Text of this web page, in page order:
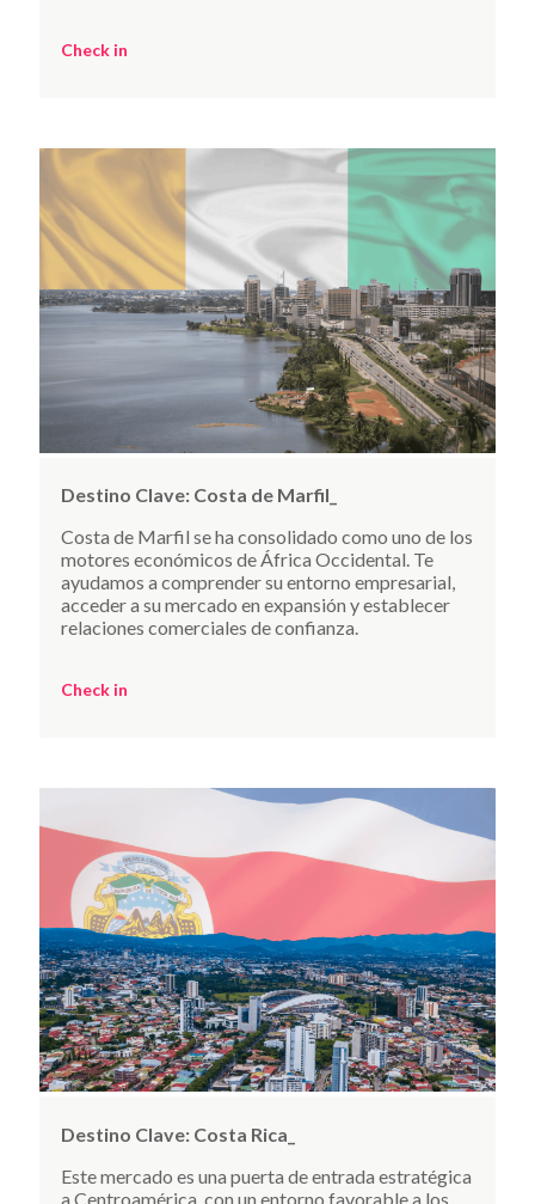
Check in
Destino Clave: Costa de Marfil_
Costa de Marfil se ha consolidado como uno de los
motores económicos de África Occidental. Te
ayudamos a comprender su entorno empresarial,
acceder a su mercado en expansión y establecer
relaciones comerciales de confianza.
Check in
Destino Clave: Costa Rica_
Este mercado es una puerta de entrada estratégica
a Centroamérica, con un entorno favorable a los